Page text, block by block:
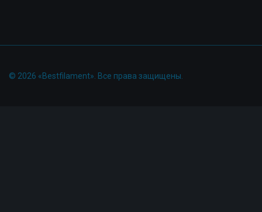
© 2026 «Bestfilament». Все права защищены.